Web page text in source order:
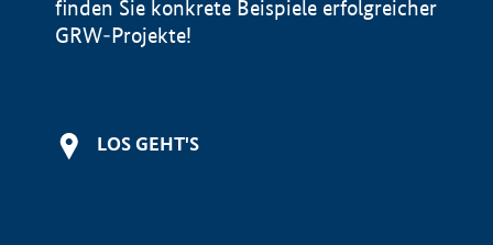
finden Sie konkrete Beispiele erfolgreicher
GRW-Projekte!
LOS GEHT'S